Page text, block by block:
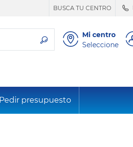
BUSCA TU CENTRO
Mi centro
Seleccione
Pedir presupuesto